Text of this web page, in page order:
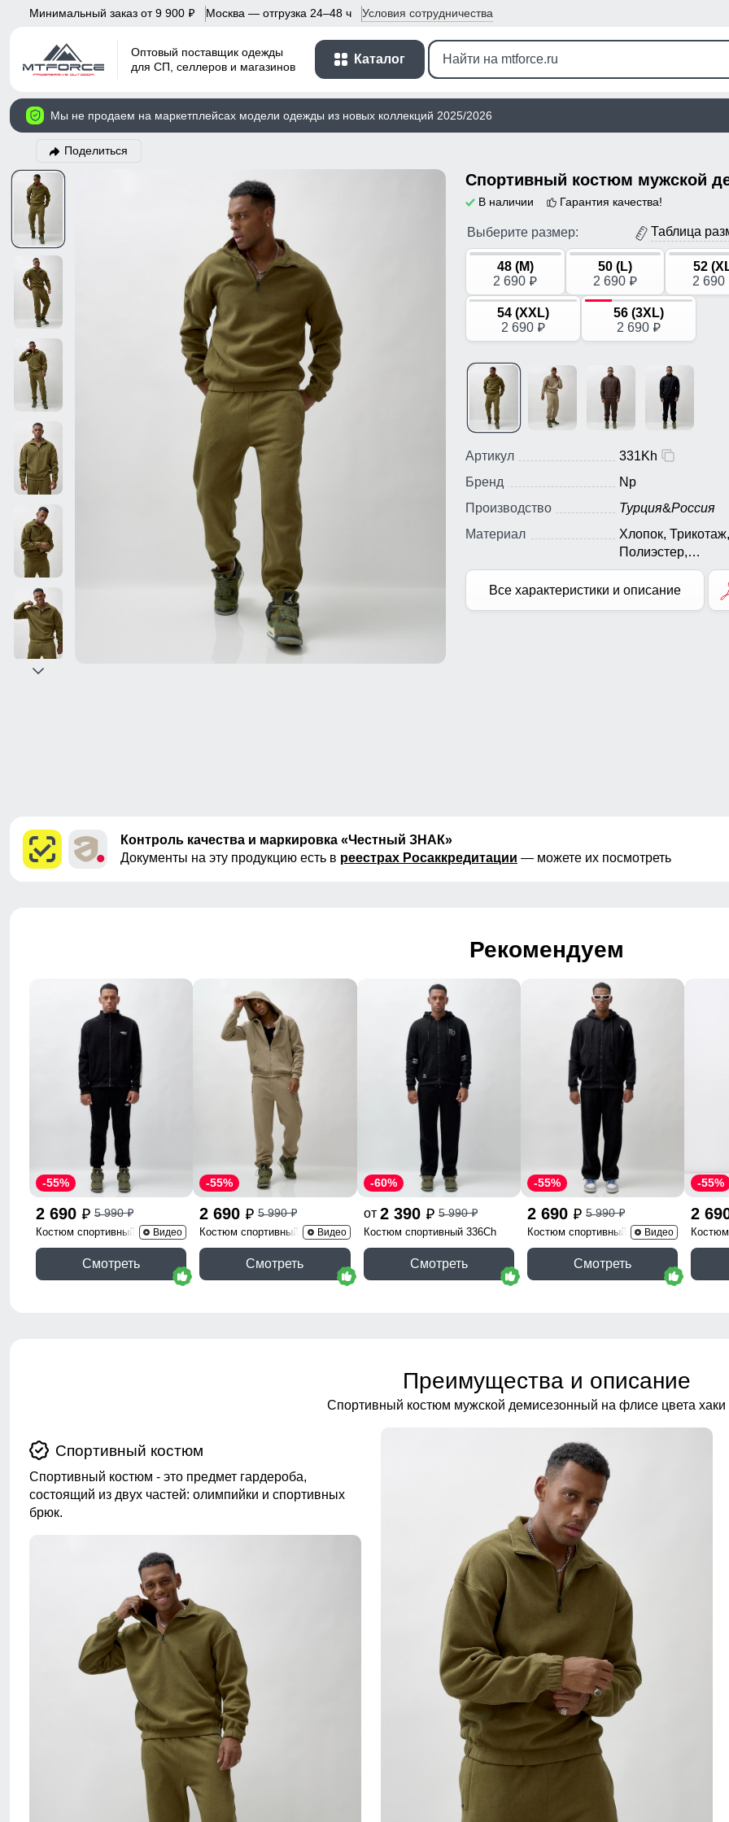
Минимальный заказ от 9 900 p Москва — отгрузка 24–48 ч Условия сотрудничества
Оптовый поставщик одежды
для СП, селлеров и магазинов
Каталог
Мы не продаем на маркетплейсах модели одежды из новых коллекций 2025/2026
Поделиться
В наличии Гарантия качества!
Выберите размер: Таблица
48 (M)
2 690 p
50 (L)
2 690 p
52
2 690
54 (XXL)
2 690 p
56 (3XL)
2 690 p
Артикул
331Kh
Бренд
Np
Производство
Турция&Россия
Материал
Хлопок, Трикотаж,
Полиэстер,
Экологичные
материалы
Все характеристики и описание
Контроль качества и маркировка «Честный ЗНАК»
Документы на эту продукцию есть в реестрах Росаккредитации — можете их посмотреть
Рекомендуем
2 690 p 5 990p
-55%
Костюм спортивный 330ChВидео
Смотреть
2 690 p 5 990p
-55%
Костюм спортивный 336BВидео
Смотреть
от 2 390 p 5 990p
-60%
Костюм спортивный 336Ch
Смотреть
2 690 p 5 990p
-55%
Костюм спортивный 341ChВидео
Смотреть
2
-55%
Преимущества и описание
Спортивный костюм мужской демисезонный на флисе цвета хаки
Спортивный костюм
Спортивный костюм - это предмет гардероба,
состоящий из двух частей: олимпийки и спортивных
брюк.